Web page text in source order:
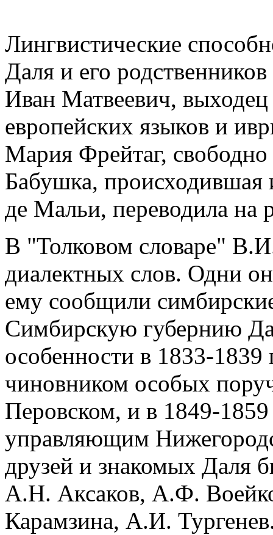
Лингвистические
Даля и его
Иван Матвеевич,
европейских языков и
Мария Фрейтаг,
Бабушка, происходившая
де Мальи, переводила на
В "Толковом словаре"
диалектных слов. Одни
ему сообщили
Симбирскую губернию
особенности в 1833-1839
чиновником особых
Перовском, и в 1849-
управляющим
друзей и знакомых
А.Н. Аксаков, А.Ф.
Карамзина, А.И.